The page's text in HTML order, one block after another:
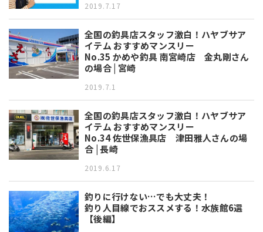
2019.7.17
全国の釣具店スタッフ激白！ハヤブサア
イテム おすすめマンスリー
No.35 かめや釣具 南宮崎店 金丸剛さん
の場合 | 宮崎
2019.7.1
全国の釣具店スタッフ激白！ハヤブサア
イテム おすすめマンスリー
No.34 佐世保漁具店 津田雅人さんの場
合 | 長崎
2019.6.17
釣りに行けない…でも大丈夫！
釣り人目線でおススメする！水族館6選
【後編】